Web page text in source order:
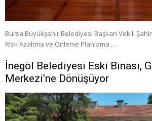
Bursa Büyükşehir Belediyesi Başkan Vekili
Risk Azaltma ve Önleme Planlama …
İnegöl Belediyesi Eski Binası,
Merkezi’ne Dönüşüyor